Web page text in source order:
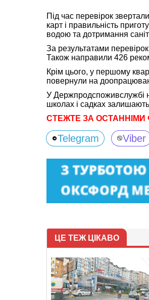
Під час перевірок
карт і правильність
водою та дотримання
За результатами
Також направили 426
Крім цього, у першому
повернули на
У Держпродспоживслужбі
школах і садках
СТЕЖТЕ ЗА
Telegram Viber
ЦЕ ТЕЖ ЦІКАВО